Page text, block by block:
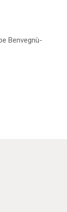
Benvegnù-